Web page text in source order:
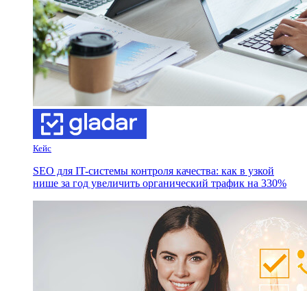
Кейс
SEO для IT-системы контроля качества: как в узкой
нише за год увеличить органический трафик на 330%